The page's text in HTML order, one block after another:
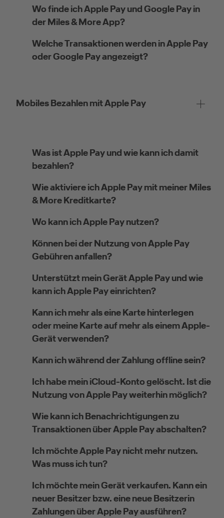
Wo finde ich Apple Pay und Google Pay in
der Miles & More App?
Welche Transaktionen werden in Apple Pay
oder Google Pay angezeigt?
Mobiles Bezahlen mit Apple Pay
Was ist Apple Pay und wie kann ich damit
bezahlen?
Wie aktiviere ich Apple Pay mit meiner Miles
& More Kreditkarte?
Wo kann ich Apple Pay nutzen?
Können bei der Nutzung von Apple Pay
Gebühren anfallen?
Unterstützt mein Gerät Apple Pay und wie
kann ich Apple Pay einrichten?
Kann ich mehr als eine Karte hinterlegen
oder meine Karte auf mehr als einem Apple-
Gerät verwenden?
Kann ich während der Zahlung offline sein?
Ich habe mein iCloud-Konto gelöscht. Ist die
Nutzung von Apple Pay weiterhin möglich?
Wie kann ich Benachrichtigungen zu
Transaktionen über Apple Pay abschalten?
Ich möchte Apple Pay nicht mehr nutzen.
Was muss ich tun?
Ich möchte mein Gerät verkaufen. Kann ein
neuer Besitzer bzw. eine neue Besitzerin
Zahlungen über Apple Pay ausführen?